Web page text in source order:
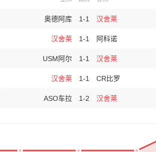
奥德阿库 1-1 汉舍莱
汉舍莱 1-1 阿科诺
USM阿尔 1-1 汉舍莱
汉舍莱 1-1 CR比罗
ASO车拉 1-2 汉舍莱